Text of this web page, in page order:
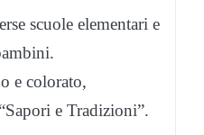
scuole elementari e
e colorato,
e Tradizioni”.